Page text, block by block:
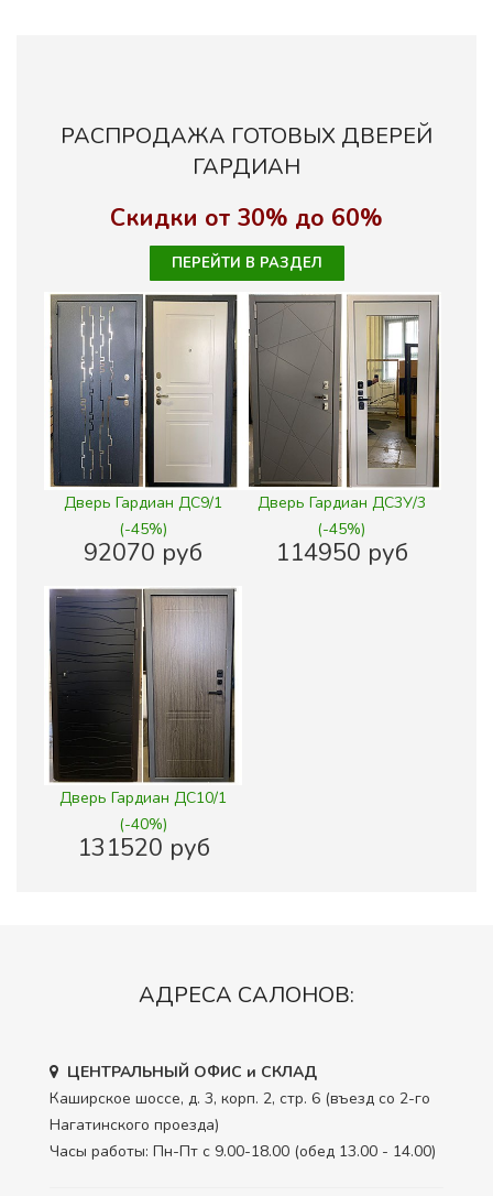
РАСПРОДАЖА ГОТОВЫХ ДВЕРЕЙ
ГАРДИАН
Скидки от 30% до 60%
ПЕРЕЙТИ В РАЗДЕЛ
Дверь Гардиан ДС9/1
(-45%)
92070 руб
Дверь Гардиан ДС3У/3
(-45%)
114950 руб
Дверь Гардиан ДС10/1
(-40%)
131520 руб
АДРЕСА САЛОНОВ:
ЦЕНТРАЛЬНЫЙ ОФИС и СКЛАД
Каширское шоссе, д. 3, корп. 2, стр. 6 (въезд со 2-го
Нагатинского проезда)
Часы работы: Пн-Пт с 9.00-18.00 (обед 13.00 - 14.00)